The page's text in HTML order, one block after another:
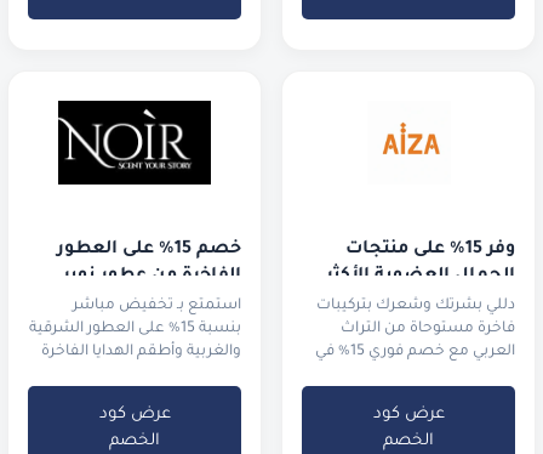
وفر 15% على منتجات
الجمال العضوية الأكثر
طلباً
دللي بشرتك وشعرك بتركيبات
فاخرة مستوحاة من التراث
العربي مع خصم فوري 15% في
عرض كود
الخصم
خصم 15% على العطور
الفاخرة من عطور نوير
استمتع بـ تخفيض مباشر
بنسبة 15% على العطور الشرقية
والغربية وأطقم الهدايا الفاخرة
عرض كود
الخصم